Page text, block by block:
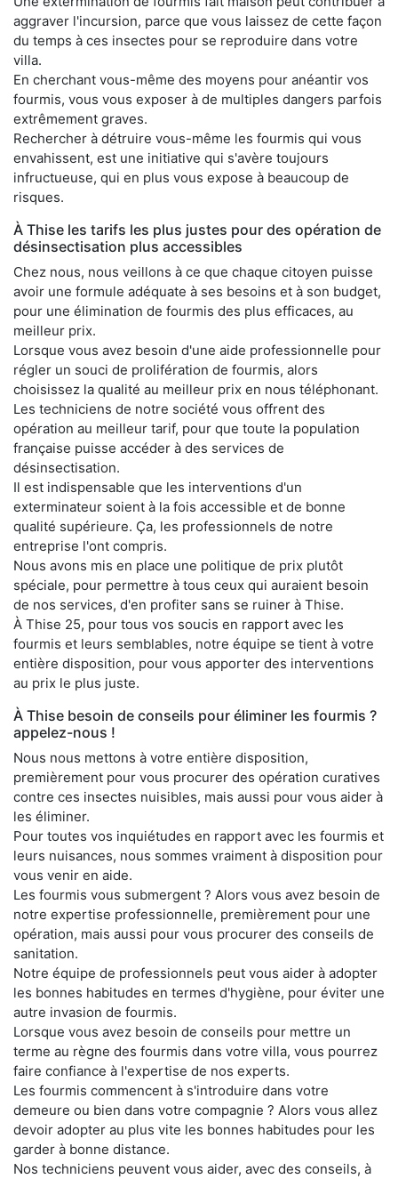
aggraver l'incursion, parce que vous laissez de cette façon
du temps à ces insectes pour se reproduire dans votre
villa.
En cherchant vous-même des moyens pour anéantir vos
fourmis, vous vous exposer à de multiples dangers parfois
extrêmement graves.
Rechercher à détruire vous-même les fourmis qui vous
envahissent, est une initiative qui s'avère toujours
infructueuse, qui en plus vous expose à beaucoup de
risques.
À Thise les tarifs les plus justes pour des opération de
désinsectisation plus accessibles
Chez nous, nous veillons à ce que chaque citoyen puisse
avoir une formule adéquate à ses besoins et à son budget,
pour une élimination de fourmis des plus efficaces, au
meilleur prix.
Lorsque vous avez besoin d'une aide professionnelle pour
régler un souci de prolifération de fourmis, alors
choisissez la qualité au meilleur prix en nous téléphonant.
Les techniciens de notre société vous offrent des
opération au meilleur tarif, pour que toute la population
française puisse accéder à des services de
désinsectisation.
Il est indispensable que les interventions d'un
exterminateur soient à la fois accessible et de bonne
qualité supérieure. Ça, les professionnels de notre
entreprise l'ont compris.
Nous avons mis en place une politique de prix plutôt
spéciale, pour permettre à tous ceux qui auraient besoin
de nos services, d'en profiter sans se ruiner à Thise.
À Thise 25, pour tous vos soucis en rapport avec les
fourmis et leurs semblables, notre équipe se tient à votre
entière disposition, pour vous apporter des interventions
au prix le plus juste.
À Thise besoin de conseils pour éliminer les fourmis ?
appelez-nous !
Nous nous mettons à votre entière disposition,
premièrement pour vous procurer des opération curatives
contre ces insectes nuisibles, mais aussi pour vous aider à
les éliminer.
Pour toutes vos inquiétudes en rapport avec les fourmis et
leurs nuisances, nous sommes vraiment à disposition pour
vous venir en aide.
Les fourmis vous submergent ? Alors vous avez besoin de
notre expertise professionnelle, premièrement pour une
opération, mais aussi pour vous procurer des conseils de
sanitation.
Notre équipe de professionnels peut vous aider à adopter
les bonnes habitudes en termes d'hygiène, pour éviter une
autre invasion de fourmis.
Lorsque vous avez besoin de conseils pour mettre un
terme au règne des fourmis dans votre villa, vous pourrez
faire confiance à l'expertise de nos experts.
Les fourmis commencent à s'introduire dans votre
demeure ou bien dans votre compagnie ? Alors vous allez
devoir adopter au plus vite les bonnes habitudes pour les
garder à bonne distance.
Nos techniciens peuvent vous aider, avec des conseils, à